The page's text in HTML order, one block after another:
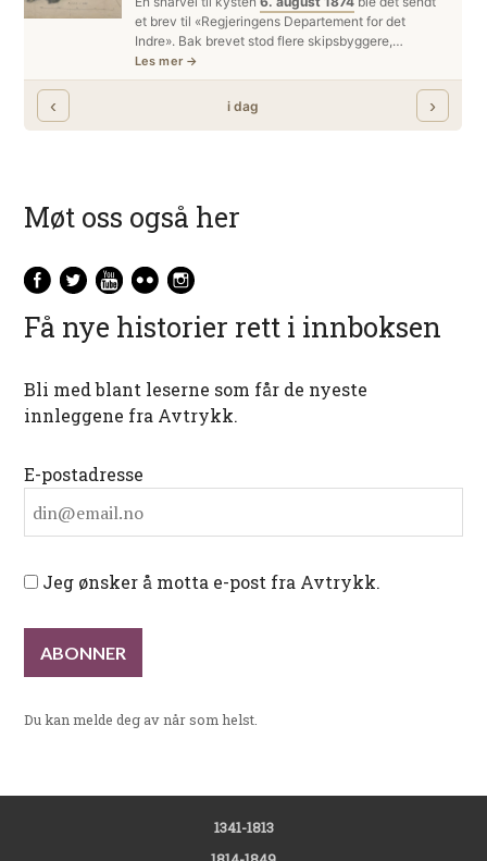
Møt oss også her
Få nye historier rett i innboksen
Bli med blant leserne som får de nyeste
innleggene fra Avtrykk.
E-postadresse
Jeg ønsker å motta e-post fra Avtrykk.
Du kan melde deg av når som helst.
1341-1813